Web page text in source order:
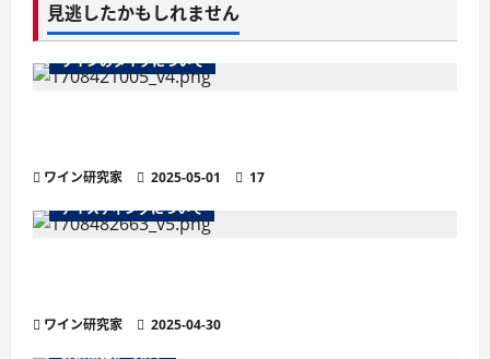
見逃したかもしれません
ワインのタイプについて
ワイン研究家 2025-05-01
17
テイスティングについて
ワイン研究家
2025-04-30